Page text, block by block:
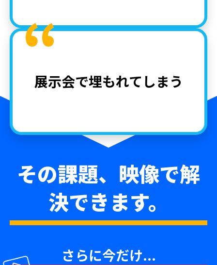
“
展示会で埋もれてしまう
その課題、映像で解
決できます。
さらに今だけ...